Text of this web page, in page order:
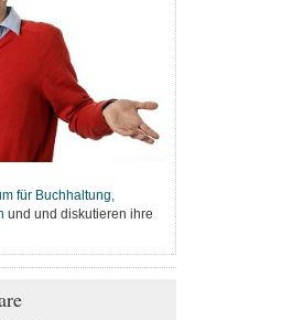
für Buchhaltung,
und und diskutieren ihre